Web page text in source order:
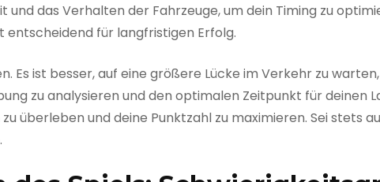
das Verhalten der Fahrzeuge, um dein Timing zu
für langfristigen Erfolg.
Es ist besser, auf eine größere Lücke im Verkehr zu
zu analysieren und den optimalen Zeitpunkt für deinen
überleben und deine Punktzahl zu maximieren. Sei stets